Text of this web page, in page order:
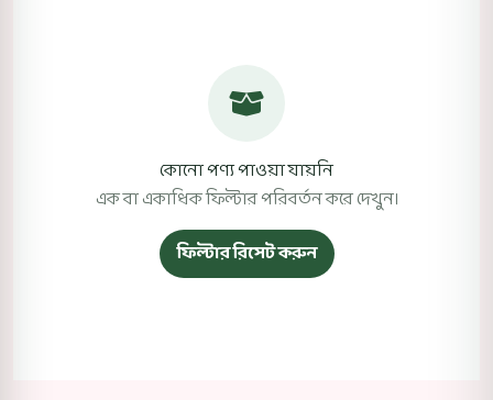
কোনো পণ্য পাওয়া যায়নি
এক বা একাধিক ফিল্টার পরিবর্তন করে দেখুন।
ফিল্টার রিসেট করুন